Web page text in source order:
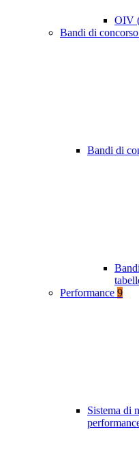
OIV
Bandi di concorso
Bandi di
Performance 9
Sistema di